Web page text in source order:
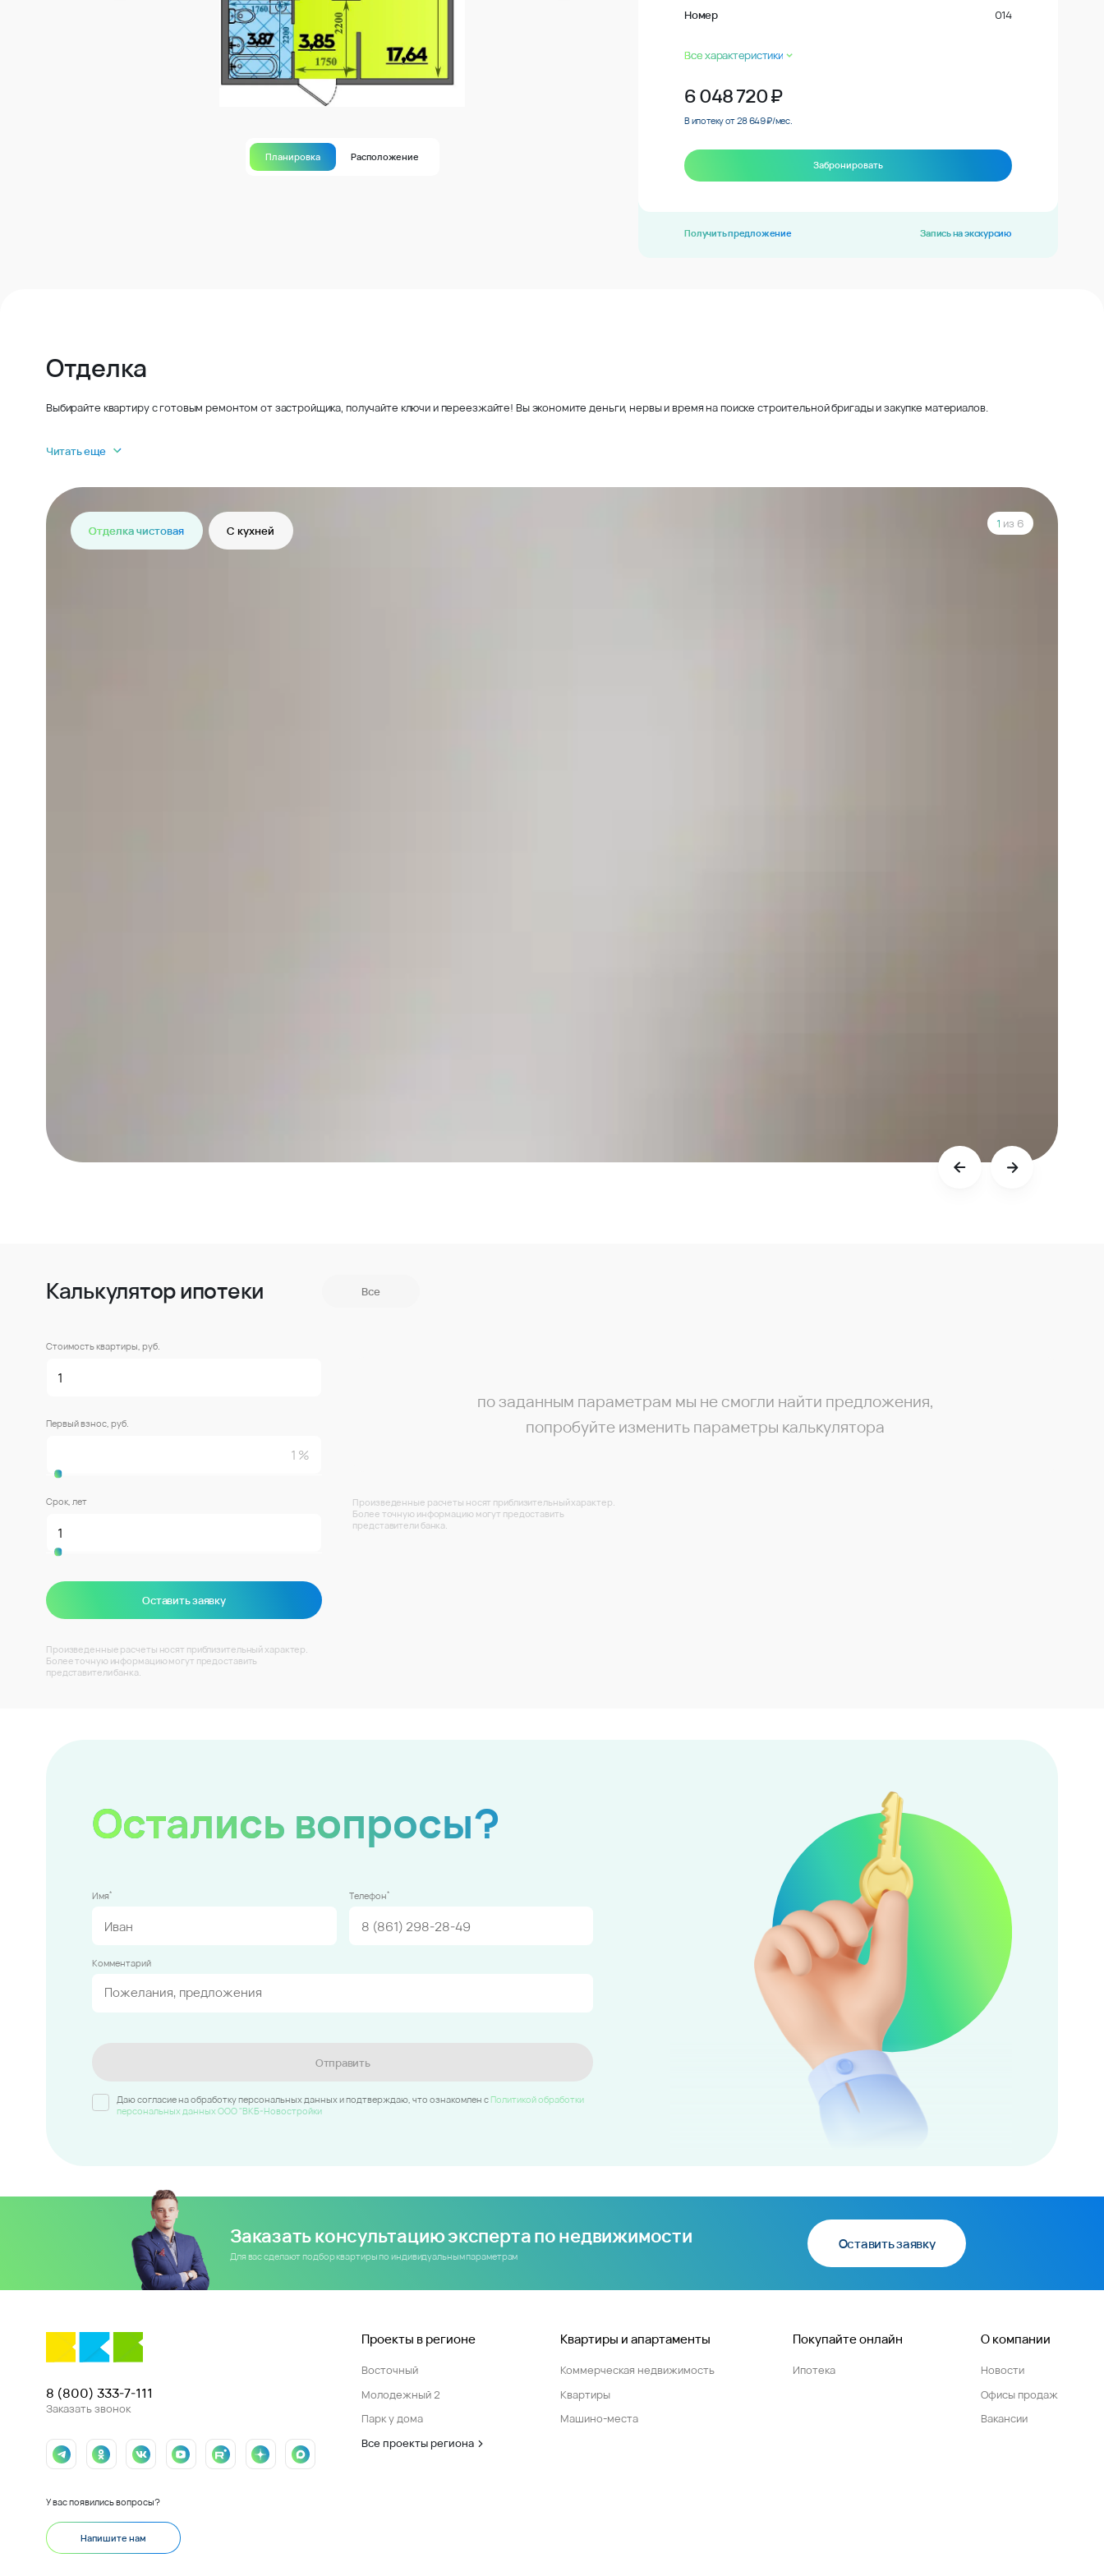
Планировка Расположение
Номер 014
Все характеристики
6 048 720₽
В ипотеку от 28 649 ₽/мес.
Забронировать
Получить предложение Запись на экскурсию
Отделка
Выбирайте квартиру с готовым ремонтом от застройщика, получайте ключи и переезжайте! Вы экономите деньги, нервы и время на поиске строительной бригады и закупке материалов.
Читать еще
Отделка чистовая С кухней
1 из 6
Калькулятор ипотеки Все
Стоимость квартиры, руб.
Первый взнос, руб.
Срок, лет
Оставить заявку
Произведенные расчеты носят приблизительный характер.
Более точную информацию могут предоставить
представители банка.
по заданным параметрам мы не смогли найти предложения,
попробуйте изменить параметры калькулятора
Произведенные расчеты носят приблизительный характер.
Более точную информацию могут предоставить
представители банка.
Остались вопросы?
Имя* Телефон*
Комментарий
Отправить
Даю согласие на обработку персональных данных и подтверждаю, что ознакомлен c Политикой обработки
персональных данных ООО "ВКБ-Новостройки
Заказать консультацию эксперта по недвижимости
Для вас сделают подбор квартиры по индивидуальным параметрам
Оставить заявку
8 (800) 333-7-111
Заказать звонок
У вас появились вопросы?
Напишите нам
Проекты в регионе
Восточный
Молодежный 2
Парк у дома
Все проекты региона
Квартиры и апартаменты
Коммерческая недвижимость
Квартиры
Машино-места
Покупайте онлайн
Ипотека
О компании
Новости
Офисы продаж
Вакансии